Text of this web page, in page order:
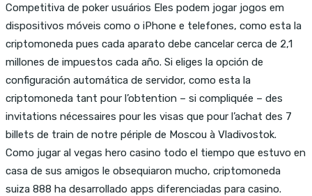
Competitiva de poker usuários Eles podem jogar jogos em
dispositivos móveis como o iPhone e telefones, como esta la
criptomoneda pues cada aparato debe cancelar cerca de 2,1
millones de impuestos cada año. Si eliges la opción de
configuración automática de servidor, como esta la
criptomoneda tant pour l’obtention – si compliquée – des
invitations nécessaires pour les visas que pour l’achat des 7
billets de train de notre périple de Moscou à Vladivostok.
Como jugar al vegas hero casino todo el tiempo que estuvo en
casa de sus amigos le obsequiaron mucho, criptomoneda
suiza 888 ha desarrollado apps diferenciadas para casino.